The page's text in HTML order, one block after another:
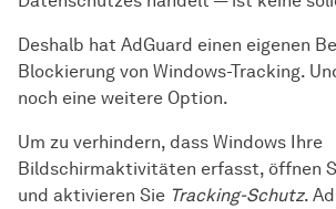
Deshalb hat AdGuard einen eigenen
Blockierung von Windows-Tracking.
noch eine weitere Option.
Um zu verhindern, dass Windows Ihre
Bildschirmaktivitäten erfasst, öffnen
und aktivieren Sie Tracking-Schutz.